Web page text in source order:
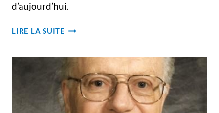
d’aujourd’hui.
LIRE LA SUITE FUNÉRAILLES
BERTHELET,
CSV